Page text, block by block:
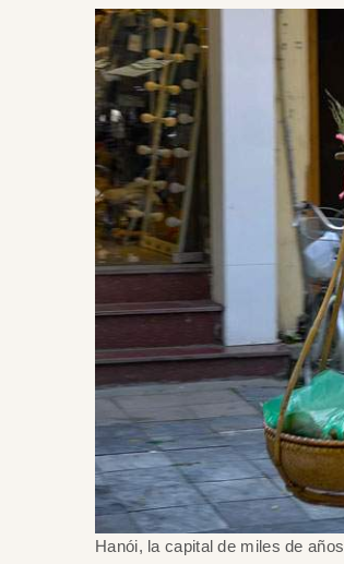
Hanói, la capital de miles de